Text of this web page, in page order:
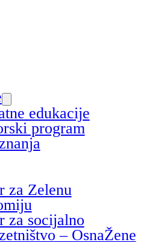
edukacije
program
za Zelenu
za socijalno
– OsnaŽene